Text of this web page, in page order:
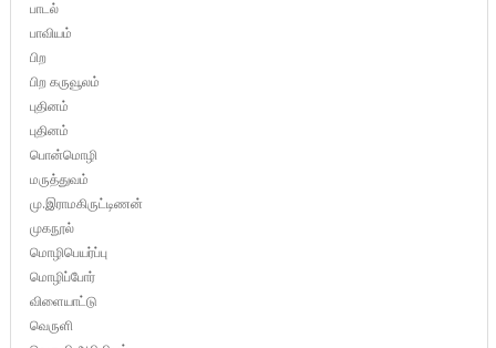
பாடல்
பாவியம்
பிற
பிற கருவூலம்
புதினம்
புதினம்
பொன்மொழி
மருத்துவம்
மு.இராமகிருட்டிணன்
முகநூல்
மொழிபெயர்ப்பு
மொழிப்போர்
விளையாட்டு
வெருளி